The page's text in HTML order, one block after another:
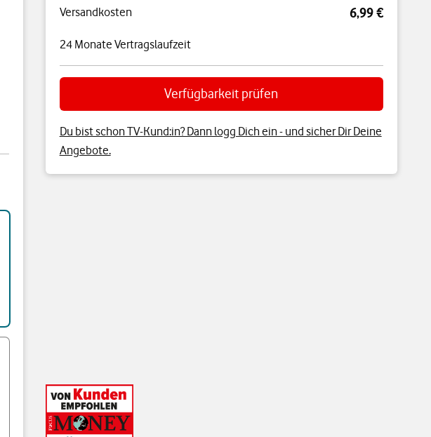
Versandkosten 6,99 €
24 Monate Vertragslaufzeit
Verfügbarkeit prüfen
Du bist schon TV-Kund:in? Dann logg Dich ein - und sicher Dir Deine
Angebote.